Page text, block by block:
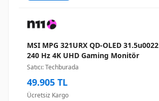
MSI MPG 321URX QD-OLED
240 Hz 4K UHD Gaming Monitör
Satıcı: Techburada
49.905 TL
Ücretsiz Kargo